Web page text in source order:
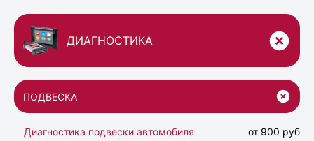
ДИАГНОСТИКА
ПОДВЕСКА
Диагностика подвески автомобиля
от 900 руб